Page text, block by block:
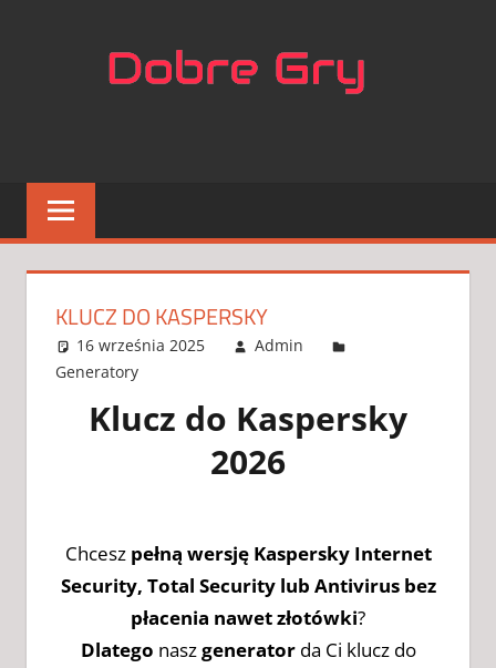
KLUCZ DO KASPERSKY
16 września 2025
Admin
Generatory
Klucz do Kaspersky
2026
Chcesz pełną wersję Kaspersky Internet
Security, Total Security lub Antivirus bez
płacenia nawet złotówki?
Dlatego naszgenerator da Ci klucz do